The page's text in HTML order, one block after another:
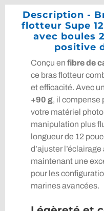
Description -
flotteur Supe
avec boules
positive
Conçu en fibre de
ce bras flotteur
et efficacité. Avec
+90 g, il compense
votre matériel
manipulation plus
longueur de 12
d’ajuster
maintenant une
pour les
marines avancées.